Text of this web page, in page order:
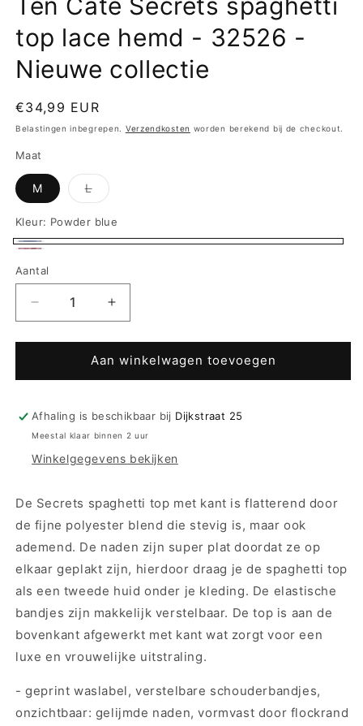
top lace hemd - 32526 -
Nieuwe collectie
Normale
prijs
€34,99 EUR
Belastingen inbegrepen. Verzendkosten worden berekend bij de checkout.
Maat
M LVariant
uitverkocht
niet
Kleur: Powder blue
Powder
blue
print
Aantal
Aantal
verlagen
voor
Cate
spaghetti
top
hemd
32526
Nieuwe
collectie
Aantal
verhogen
voor
Ten
Cate
spaghetti
top
hemd
32526
-
Nieuwe
collectie
Aan winkelwagen toevoegen
Afhaling is beschikbaar bij Dijkstraat 25
Meestal klaar binnen 2 uur
Winkelgegevens bekijken
De Secrets spaghetti top met kant is flatterend door
de fijne polyester blend die stevig is, maar ook
ademend. De naden zijn super plat doordat ze op
elkaar geplakt zijn, hierdoor draag je de spaghetti top
als een tweede huid onder je kleding. De elastische
bandjes zijn makkelijk verstelbaar. De top is aan de
bovenkant afgewerkt met kant wat zorgt voor een
luxe en vrouwelijke uitstraling.
- geprint waslabel, verstelbare schouderbandjes,
onzichtbaar: gelijmde naden, vormvast door flockrand